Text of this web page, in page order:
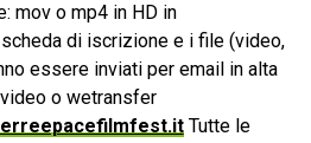
mov o mp4 in HD in
di iscrizione e i file (video,
essere inviati per email in alta
o wetransfer
Tutte le